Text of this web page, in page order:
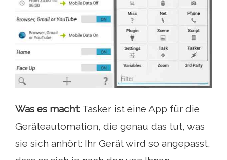
Was es macht: Tasker ist eine App für die
Geräteautomation, die genau das tut, was
sie sich anhört: Ihr Gerät wird so angepasst,